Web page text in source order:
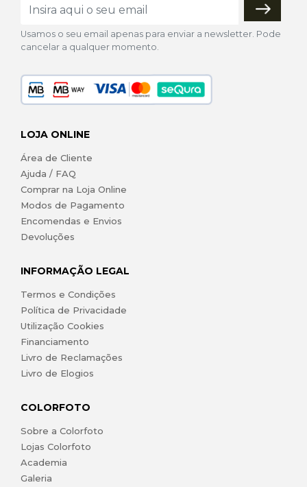
Usamos o seu email apenas para enviar a newsletter. Pode
cancelar a qualquer momento.
LOJA ONLINE
Área de Cliente
Ajuda / FAQ
Comprar na Loja Online
Modos de Pagamento
Encomendas e Envios
Devoluções
INFORMAÇÃO LEGAL
Termos e Condições
Política de Privacidade
Utilização Cookies
Financiamento
Livro de Reclamações
Livro de Elogios
COLORFOTO
Sobre a Colorfoto
Lojas Colorfoto
Academia
Galeria